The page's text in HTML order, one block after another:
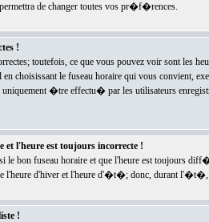
de changer toutes vos pr�f�rences.
!
toutefois, ce que vous pouvez voir sont
choisissant le fuseau horaire qui vous convient,
uniquement �tre effectu� par les utilisateurs
l'heure est toujours incorrecte !
bon fuseau horaire et que l'heure est toujours
l'heure d'hiver et l'heure d'�t�; donc, durant
!